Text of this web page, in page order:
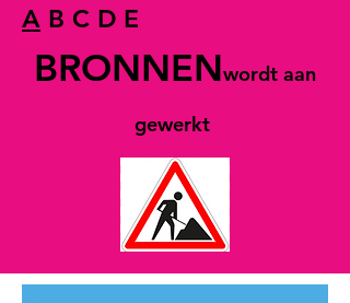
A B C D E
BRONNENwordt aan
gewerkt